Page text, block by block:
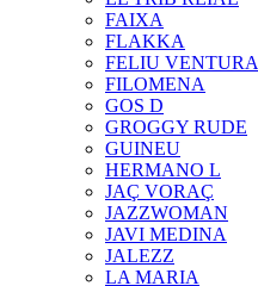
FAIXA
FLAKKA
FELIU VENTURA
FILOMENA
GOS D
GROGGY RUDE
GUINEU
HERMANO L
JAÇ VORAÇ
JAZZWOMAN
JAVI MEDINA
JALEZZ
LA MARIA